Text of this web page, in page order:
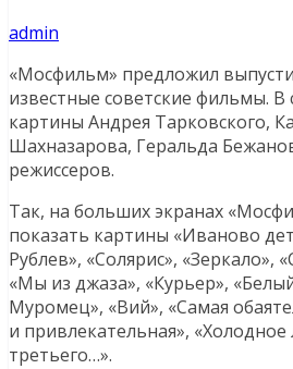
admin
«Мосфильм» предложил
известные советские фильмы. В
картины Андрея Тарковского,
Шахназарова, Геральда
режиссеров.
Так, на больших экранах
показать картины «Иваново
Рублев», «Солярис», «Зеркало»,
«Мы из джаза», «Курьер»,
Муромец», «Вий», «Самая
и привлекательная», «Холодное
третьего…».